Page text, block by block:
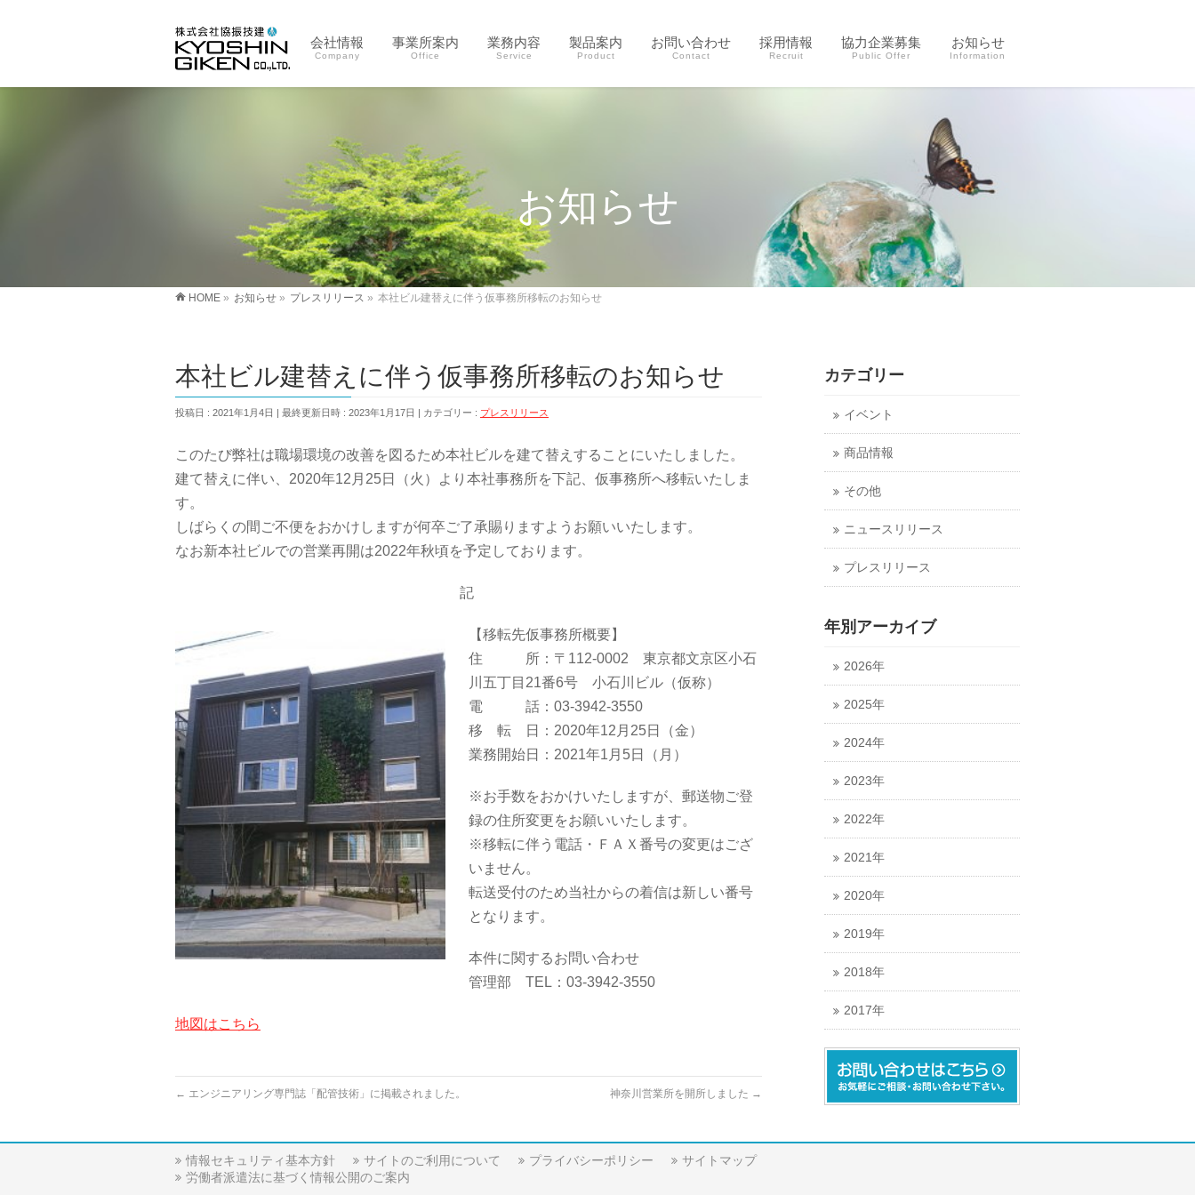
会社情報
Company
事業所案内
Office
業務内容
Service
製品案内
Product
お問い合わせ
Contact
採用情報
Recruit
協力企業募集
Public Offer
お知らせ
Information
お知らせ
HOME » お知らせ » プレスリリース » 本社ビル建替えに伴う仮事務所移転のお知らせ
本社ビル建替えに伴う仮事務所移転のお知らせ
投稿日 : 2021年1月4日 最終更新日時 : 2023年1月17日 カテゴリー : プレスリリース
このたび弊社は職場環境の改善を図るため本社ビルを建て替えすることにいたしました。
建て替えに伴い、2020年12月25日（火）より本社事務所を下記、仮事務所へ移転いたしま
す。
しばらくの間ご不便をおかけしますが何卒ご了承賜りますようお願いいたします。
なお新本社ビルでの営業再開は2022年秋頃を予定しております。
記
【移転先仮事務所概要】
住 所：〒112-0002 東京都文京区小石
川五丁目21番6号 小石川ビル（仮称）
電 話：03-3942-3550
移 転 日：2020年12月25日（金）
業務開始日：2021年1月5日（月）
※お手数をおかけいたしますが、郵送物ご登
録の住所変更をお願いいたします。
※移転に伴う電話・ＦＡＸ番号の変更はござ
いません。
転送受付のため当社からの着信は新しい番号
となります。
本件に関するお問い合わせ
管理部 TEL：03-3942-3550
地図はこちら
← エンジニアリング専門誌「配管技術」に掲載されました。 神奈川営業所を開所しました →
カテゴリー
イベント
商品情報
その他
ニュースリリース
プレスリリース
年別アーカイブ
2026年
2025年
2024年
2023年
2022年
2021年
2020年
2019年
2018年
2017年
情報セキュリティ基本方針 サイトのご利用について プライバシーポリシー
サイトマップ
労働者派遣法に基づく情報公開のご案内